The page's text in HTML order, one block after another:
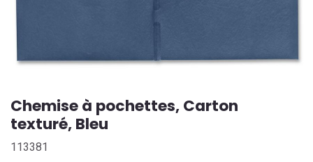
Chemise à pochettes, Carton
texturé, Bleu
113381